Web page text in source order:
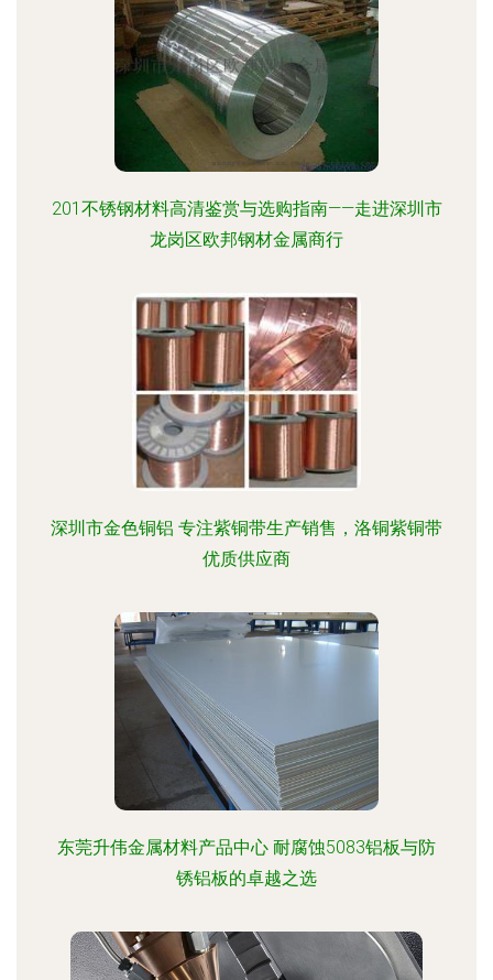
201不锈钢材料高清鉴赏与选购指南——走进深圳市
龙岗区欧邦钢材金属商行
深圳市金色铜铝 专注紫铜带生产销售，洛铜紫铜带
优质供应商
东莞升伟金属材料产品中心 耐腐蚀5083铝板与防
锈铝板的卓越之选